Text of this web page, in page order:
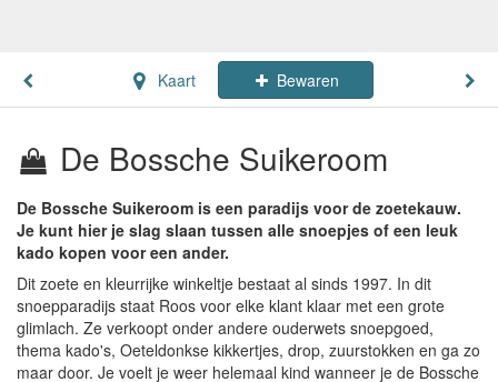
Kaart Bewaren
De Bossche Suikeroom
De Bossche Suikeroom is een paradijs voor de zoetekauw.
Je kunt hier je slag slaan tussen alle snoepjes of een leuk
kado kopen voor een ander.
Dit zoete en kleurrijke winkeltje bestaat al sinds 1997. In dit
snoepparadijs staat Roos voor elke klant klaar met een grote
glimlach. Ze verkoopt onder andere ouderwets snoepgoed,
thema kado's, Oeteldonkse kikkertjes, drop, zuurstokken en ga zo
maar door. Je voelt je weer helemaal kind wanneer je de Bossche